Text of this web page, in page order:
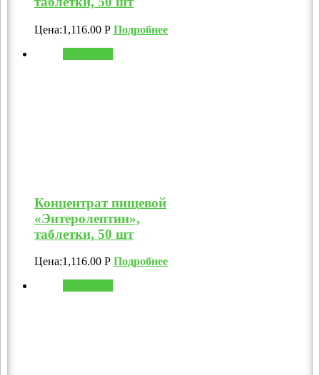
Цена:1,116.00 Р Подробнее
Концентрат пищевой
«Энтеролептин»,
таблетки, 50 шт
Цена:1,116.00 Р Подробнее